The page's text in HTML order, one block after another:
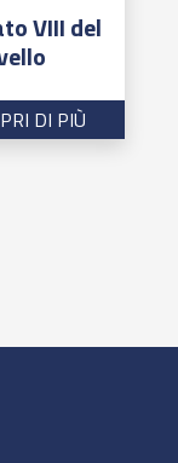
VIII del
DI PIÙ